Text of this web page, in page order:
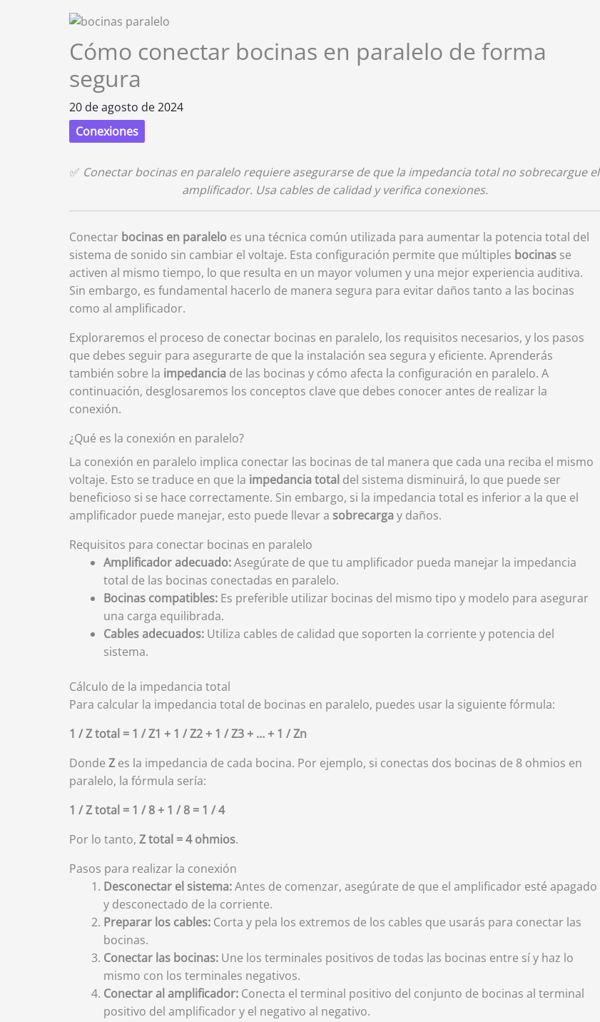
Cómo conectar bocinas en paralelo de forma
segura
20 de agosto de 2024
Conexiones
✅ Conectar bocinas en paralelo requiere asegurarse de que la impedancia total no sobrecargue el
amplificador. Usa cables de calidad y verifica conexiones.
Conectar bocinas en paralelo es una técnica común utilizada para aumentar la potencia total del
sistema de sonido sin cambiar el voltaje. Esta configuración permite que múltiples bocinas se
activen al mismo tiempo, lo que resulta en un mayor volumen y una mejor experiencia auditiva.
Sin embargo, es fundamental hacerlo de manera segura para evitar daños tanto a las bocinas
como al amplificador.
Exploraremos el proceso de conectar bocinas en paralelo, los requisitos necesarios, y los pasos
que debes seguir para asegurarte de que la instalación sea segura y eficiente. Aprenderás
también sobre la impedancia de las bocinas y cómo afecta la configuración en paralelo. A
continuación, desglosaremos los conceptos clave que debes conocer antes de realizar la
conexión.
¿Qué es la conexión en paralelo?
La conexión en paralelo implica conectar las bocinas de tal manera que cada una reciba el mismo
voltaje. Esto se traduce en que la impedancia total del sistema disminuirá, lo que puede ser
beneficioso si se hace correctamente. Sin embargo, si la impedancia total es inferior a la que el
amplificador puede manejar, esto puede llevar a sobrecargay daños.
Requisitos para conectar bocinas en paralelo
Amplificador adecuado:Asegúrate de que tu amplificador pueda manejar la impedancia
total de las bocinas conectadas en paralelo.
Bocinas compatibles: Es preferible utilizar bocinas del mismo tipo y modelo para asegurar
una carga equilibrada.
Cables adecuados: Utiliza cables de calidad que soporten la corriente y potencia del
sistema.
Cálculo de la impedancia total
Para calcular la impedancia total de bocinas en paralelo, puedes usar la siguiente fórmula:
1 / Z total = 1 / Z1 + 1 / Z2 + 1 / Z3 + … + 1 / Zn
Donde Zes la impedancia de cada bocina. Por ejemplo, si conectas dos bocinas de 8 ohmios en
paralelo, la fórmula sería:
1 / Z total = 1 / 8 + 1 / 8 = 1 / 4
Por lo tanto, Z total = 4 ohmios.
Pasos para realizar la conexión
Desconectar el sistema:Antes de comenzar, asegúrate de que el amplificador esté apagado
y desconectado de la corriente.
Preparar los cables: Corta y pela los extremos de los cables que usarás para conectar las
bocinas.
Conectar las bocinas: Une los terminales positivos de todas las bocinas entre sí y haz lo
mismo con los terminales negativos.
Conectar al amplificador: Conecta el terminal positivo del conjunto de bocinas al terminal
positivo del amplificador y el negativo al negativo.